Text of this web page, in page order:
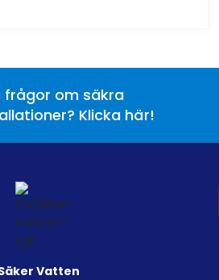
frågor om säkra
Klicka här!
Vatten